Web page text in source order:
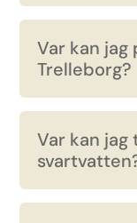
Var kan jag
Trelleborg?
Var kan